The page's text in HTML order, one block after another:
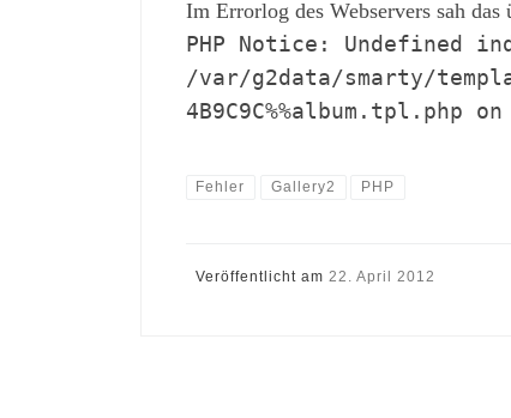
Im Errorlog des Webservers sah das
PHP Notice: Undefined
/var/g2data/smarty/
Fehler Gallery2 PHP
Veröffentlicht am 22. April 2012